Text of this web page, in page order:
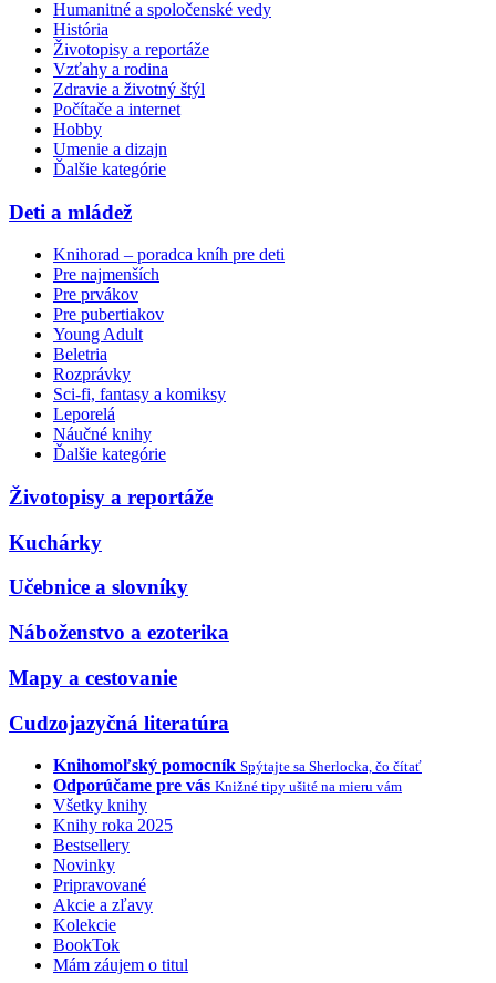
Humanitné a spoločenské vedy
História
Životopisy a reportáže
Vzťahy a rodina
Zdravie a životný štýl
Počítače a internet
Hobby
Umenie a dizajn
Ďalšie kategórie
Deti a mládež
Knihorad – poradca kníh pre deti
Pre najmenších
Pre prvákov
Pre pubertiakov
Young Adult
Beletria
Rozprávky
Sci-fi, fantasy a komiksy
Leporelá
Náučné knihy
Ďalšie kategórie
Životopisy a reportáže
Kuchárky
Učebnice a slovníky
Náboženstvo a ezoterika
Mapy a cestovanie
Cudzojazyčná literatúra
Knihomoľský pomocník Spýtajte sa Sherlocka, čo čítať
Odporúčame pre vás Knižné tipy ušité na mieru vám
Všetky knihy
Knihy roka 2025
Bestsellery
Novinky
Pripravované
Akcie a zľavy
Kolekcie
BookTok
Mám záujem o titul